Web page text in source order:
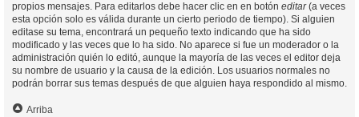
propios mensajes. Para editarlos debe hacer clic en en botón editar(a veces
esta opción solo es válida durante un cierto periodo de tiempo). Si alguien
editase su tema, encontrará un pequeño texto indicando que ha sido
modificado y las veces que lo ha sido. No aparece si fue un moderador o la
administración quién lo editó, aunque la mayoría de las veces el editor deja
su nombre de usuario y la causa de la edición. Los usuarios normales no
podrán borrar sus temas después de que alguien haya respondido al mismo.
Arriba